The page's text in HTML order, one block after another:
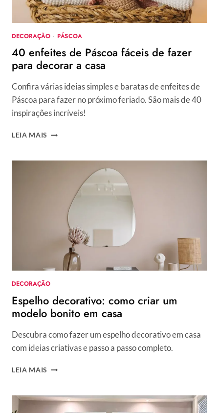
DECORAÇÃO · PÁSCOA
40 enfeites de Páscoa fáceis de fazer
para decorar a casa
Confira várias ideias simples e baratas de enfeites de
Páscoa para fazer no próximo feriado. São mais de 40
inspirações incríveis!
LEIA MAIS
PÁSCOA
DECORAR
DECORAÇÃO
Espelho decorativo: como criar um
modelo bonito em casa
Descubra como fazer um espelho decorativo em casa
com ideias criativas e passo a passo completo.
LEIA MAIS ESPELHO
CRIAR
UM